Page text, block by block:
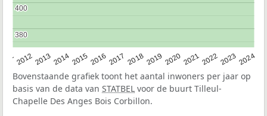
201220132014201520162017 20182019 20202021202220232024
380
380
400
400
Bovenstaande grafiek toont het aantal inwoners per jaar op
basis van de data van STATBEL voor de buurt Tilleul-
Chapelle Des Anges Bois Corbillon.